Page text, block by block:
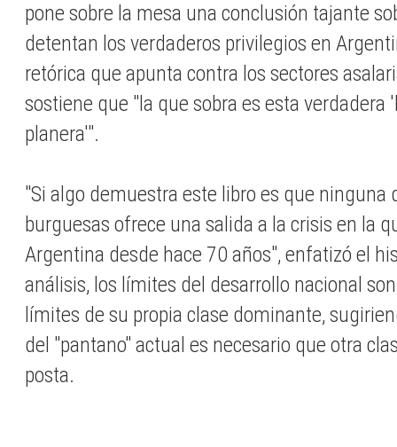
pone sobre la mesa una conclusión tajante
detentan los verdaderos privilegios en
retórica que apunta contra los sectores
sostiene que "la que sobra es esta verdadera
planera'".
"Si algo demuestra este libro es que ninguna
burguesas ofrece una salida a la crisis en la
Argentina desde hace 70 años", enfatizó el
análisis, los límites del desarrollo nacional
límites de su propia clase dominante,
del "pantano" actual es necesario que otra
posta.